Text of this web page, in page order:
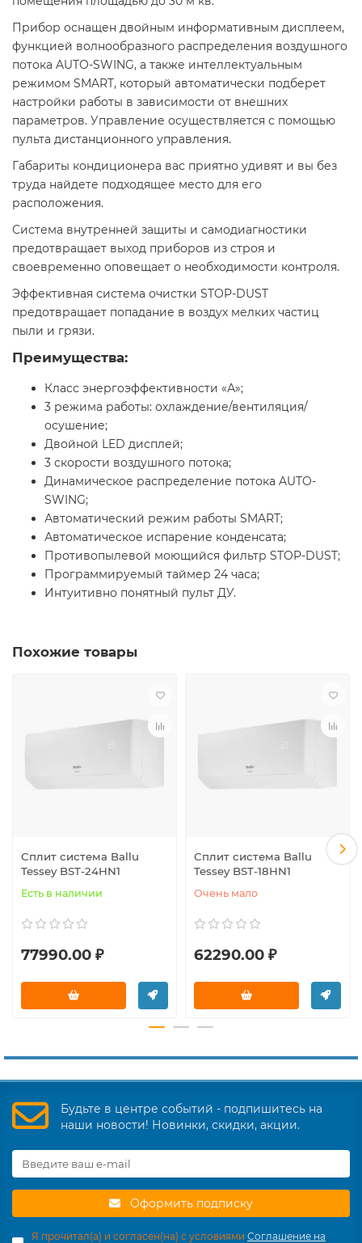
Прибор оснащен двойным информативным дисплеем,
функцией волнообразного распределения воздушного
потока AUTO-SWING, а также интеллектуальным
режимом SMART, который автоматически подберет
настройки работы в зависимости от внешних
параметров. Управление осуществляется с помощью
пульта дистанционного управления.
Габариты кондиционера вас приятно удивят и вы без
труда найдете подходящее место для его
расположения.
Система внутренней защиты и самодиагностики
предотвращает выход приборов из строя и
своевременно оповещает о необходимости контроля.
Эффективная система очистки STOP-DUST
предотвращает попадание в воздух мелких частиц
пыли и грязи.
Преимущества:
Класс энергоэффективности «А»;
3 режима работы: охлаждение/вентиляция/
осушение;
Двойной LED дисплей;
3 скорости воздушного потока;
Динамическое распределение потока AUTO-
SWING;
Автоматический режим работы SMART;
Автоматическое испарение конденсата;
Противопылевой моющийся фильтр STOP-DUST;
Программируемый таймер 24 часа;
Интуитивно понятный пульт ДУ.
Похожие товары
Сплит система Ballu
Tessey BST-24HN1
Есть в наличии
77990.00 ₽
Сплит система Ballu
Tessey BST-18HN1
Очень мало
62290.00 ₽
Будьте в центре событий - подпишитесь на
наши новости! Новинки, скидки, акции.
Оформить подписку
Я прочитал(а) и согласен(на) с условиями Соглашение на